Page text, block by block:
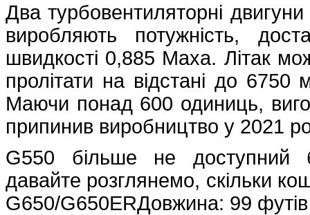
Два турбовентиляторні
виробляють потужність,
швидкості 0,885 Маха. Літак
пролітати на відстані до
Маючи понад 600 одиниць,
припинив виробництво у 2021
G550 більше не доступний
давайте розглянемо, скільки
G650/G650ERДовжина: 99